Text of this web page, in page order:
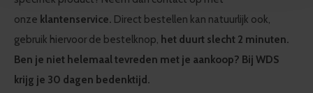
We use cookies to personalise content and ads, to
provide social media features and to analyse our traffic.
We also share information about your use of our site with
our social media, advertising and analytics partners who
may combine it with other information that you’ve
onze klantenservice. Direct bestellen kan natuurlijk ook,
gebruik hiervoor de bestelknop, het duurt slecht 2 minuten.
Ben je niet helemaal tevreden met je aankoop? Bij WDS
krijg je 30 dagen bedenktijd.